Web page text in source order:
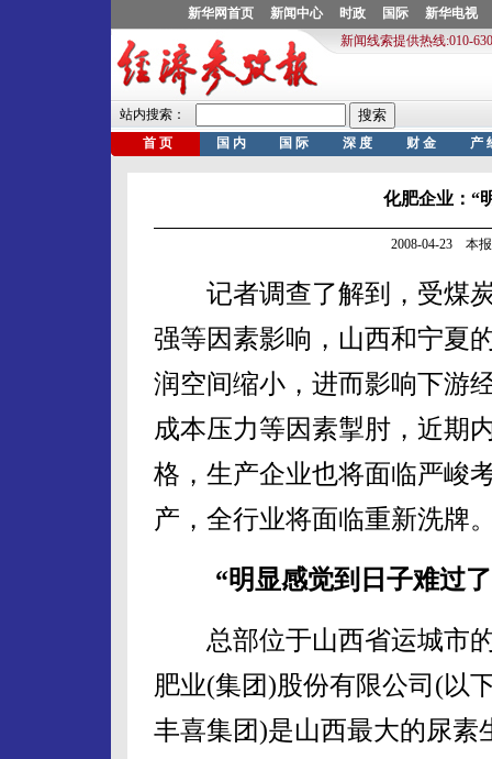
化肥企业：“
2008-04-23 本
记者调查了解到，受煤炭
强等因素影响，山西和宁夏
润空间缩小，进而影响下游
成本压力等因素掣肘，近期
格，生产企业也将面临严峻
产，全行业将面临重新洗牌
“明显感觉到日子难过
总部位于山西省运城市
肥业(集团)股份有限公司(以
丰喜集团)是山西最大的尿素